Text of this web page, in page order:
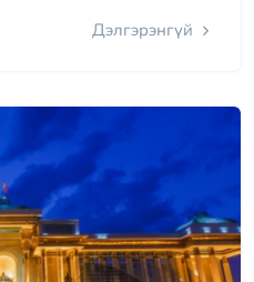
Дэлгэрэнгүй